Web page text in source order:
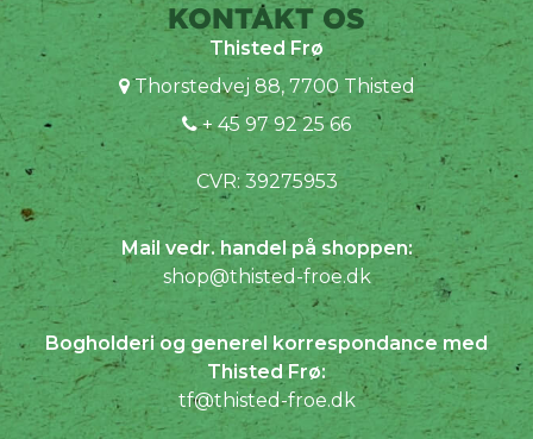
KONTAKT OS
Thisted Frø
Thorstedvej 88, 7700 Thisted
+ 45 97 92 25 66
CVR: 39275953
Mail vedr. handel på shoppen:
shop@thisted-froe.dk
Bogholderi og generel korrespondance med
Thisted Frø:
tf@thisted-froe.dk